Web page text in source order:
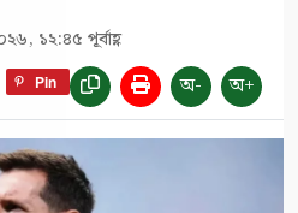
১২:৪৫ পূর্বাহ্ণ
Pin অ- অ+